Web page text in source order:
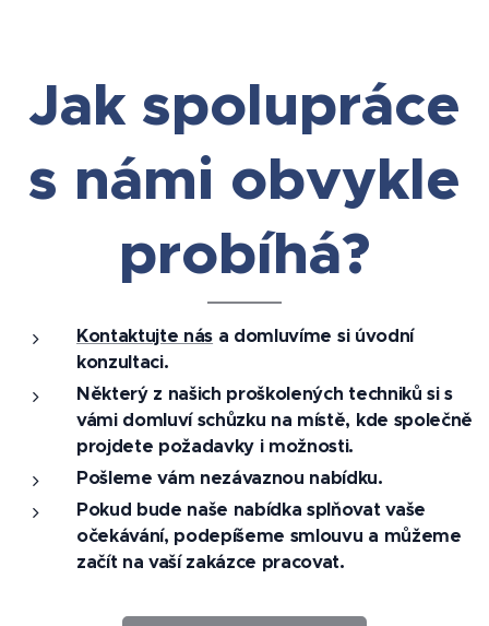
Jak spolupráce
s námi obvykle
probíhá?
Kontaktujte nás a domluvíme si úvodní
konzultaci.
Některý z našich proškolených techniků si s
vámi domluví schůzku na místě, kde společně
projdete požadavky i možnosti.
Pošleme vám nezávaznou nabídku.
Pokud bude naše nabídka splňovat vaše
očekávání, podepíšeme smlouvu a můžeme
začít na vaší zakázce pracovat.